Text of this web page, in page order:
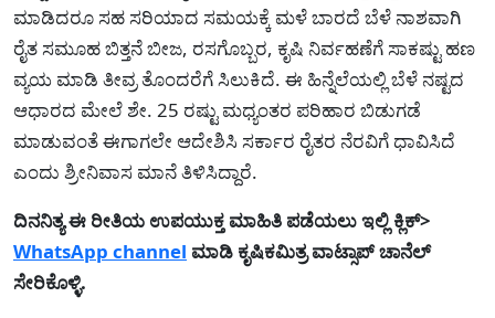
ಮಾಡಿದರೂ ಸಹ ಸರಿಯಾದ ಸಮಯಕ್ಕೆ ಮಳೆ ಬಾರದೆ ಬೆಳೆ ನಾಶವಾಗಿ
ರೈತ ಸಮೂಹ ಬಿತ್ತನೆ ಬೀಜ, ರಸಗೊಬ್ಬರ, ಕೃಷಿ ನಿರ್ವಹಣೆಗೆ ಸಾಕಷ್ಟು ಹಣ
ವ್ಯಯ ಮಾಡಿ ತೀವ್ರ ತೊಂದರೆಗೆ ಸಿಲುಕಿದೆ. ಈ ಹಿನ್ನೆಲೆಯಲ್ಲಿ ಬೆಳೆ ನಷ್ಟದ
ಆಧಾರದ ಮೇಲೆ ಶೇ. 25 ರಷ್ಟು ಮಧ್ಯಂತರ ಪರಿಹಾರ ಬಿಡುಗಡೆ
ಮಾಡುವಂತೆ ಈಗಾಗಲೇ ಆದೇಶಿಸಿ ಸರ್ಕಾರ ರೈತರ ನೆರವಿಗೆ ಧಾವಿಸಿದೆ
ಎಂದು ಶ್ರೀನಿವಾಸ ಮಾನೆ ತಿಳಿಸಿದ್ದಾರೆ.
ದಿನನಿತ್ಯ ಈ ರೀತಿಯ ಉಪಯುಕ್ತ ಮಾಹಿತಿ ಪಡೆಯಲು ಇಲ್ಲಿ ಕ್ಲಿಕ್>
WhatsApp channel ಮಾಡಿ ಕೃಷಿಕಮಿತ್ರ ವಾಟ್ಸಾಪ್ ಚಾನೆಲ್
ಸೇರಿಕೊಳ್ಳಿ.